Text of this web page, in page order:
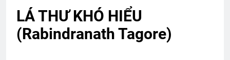
2 Years Ago
TIÊN SA LẠC TRẦN
3 Years Ago
LÁ THƯ KHÓ HIỂU
(Rabindranath Tagore)